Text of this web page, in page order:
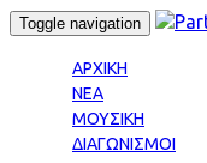
Skip
Skip
primary
navigation
Toggle navigation
ΑΡΧΙΚΗ
ΝΕΑ
ΜΟΥΣΙΚΗ
ΔΙΑΓΩΝΙΣΜΟΙ